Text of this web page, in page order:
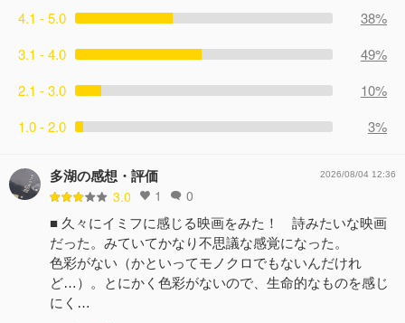
4.1 - 5.0
38%
3.1 - 4.0
49%
2.1 - 3.0
10%
1.0 - 2.0
3%
多湖の感想・評価
3.0 1 0
2026/08/04 12:36
■ 久々にイミフに感じる映画をみた！ 詩みたいな映画
だった。みていてかなり不思議な感覚になった。
色彩がない（かといってモノクロでもないんだけれ
ど…）。とにかく色彩がないので、生命的なものを感じ
にく…